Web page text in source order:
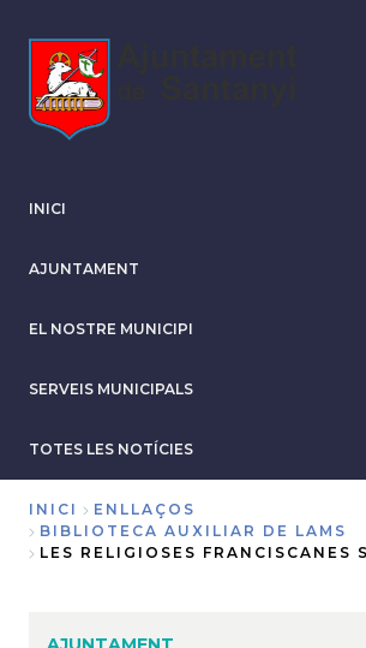
contingut
INICI
AJUNTAMENT
EL NOSTRE MUNICIPI
SERVEIS MUNICIPALS
TOTES LES NOTÍCIES
Fil
INICI
ENLLAÇOS
BIBLIOTECA AUXILIAR DE LAMS
LES RELIGIOSES FRANCISCANES